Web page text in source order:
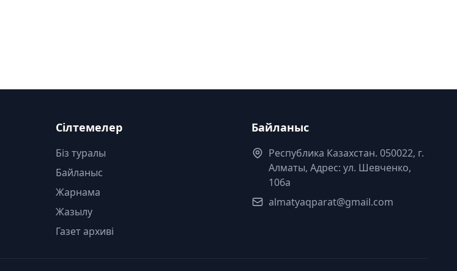
Сілтемелер
Біз туралы
Байланыс
Жарнама
Жазылу
Газет архиві
Байланыс
Республика Казахстан. 050022, г.
Алматы, Адрес: ул. Шевченко,
106а
almatyaqparat@gmail.com